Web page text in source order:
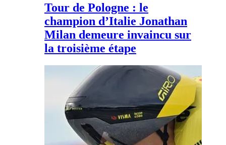
Tour de Pologne : le
champion d’Italie Jonathan
Milan demeure invaincu sur
la troisième étape